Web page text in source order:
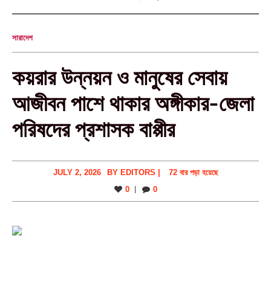
সারাদেশ
কয়রার উন্নয়ন ও মানুষের সেবায়
আজীবন পাশে থাকার অঙ্গীকার-জেলা
পরিষদের প্রশাসক বাপ্পীর
JULY 2, 2026 BY EDITORS |
72 বার পড়া হয়েছে
0
0